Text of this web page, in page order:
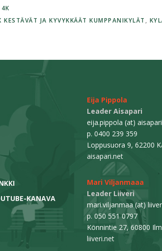
4K
KESTÄVÄT JA KYVYKKÄÄT KUMPPANIKYLÄT ,
KANAVA
Eija Pippola
Leader Aisapari
eija.pippola (at)
p. 0400 239 359
Loppusuora 9, 62200
aisapari.net
Mari Viljanmaaa
Leader Liiveri
mari.viljanmaa (at)
p. 050 551 0797
Könnintie 27, 60800
liiveri.net